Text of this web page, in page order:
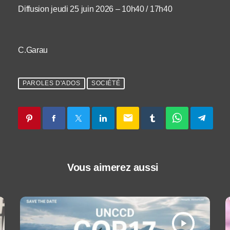
Diffusion jeudi 25 juin 2026 – 10h40 / 17h40
C.Garau
PAROLES D'ADOS SOCIÉTÉ
email
Vous aimerez aussi
play_arrow